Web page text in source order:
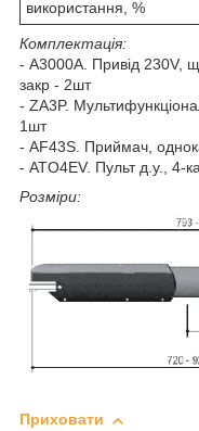
використання, %
Комплектація:
- A3000A. Привід 230V,
закр - 2шт
- ZA3P.
1шт
- AF43S. Приймач,
- ATO4EV. Пульт д.у., 4-
Розміри:
Приховати